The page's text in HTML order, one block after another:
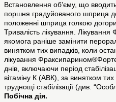
Встановлення об’єму, що
поршня градуйованого шприца
положенні шприца голкою
Тривалість лікування.
якомога раніше замінити
винятком тих випадків, коли
лікування
днів, включаючи період
вітаміну К (АВК), за винятком
труднощі стабілізації (див.
Побічна дія.